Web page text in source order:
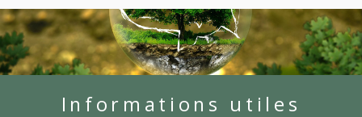
Informations utiles